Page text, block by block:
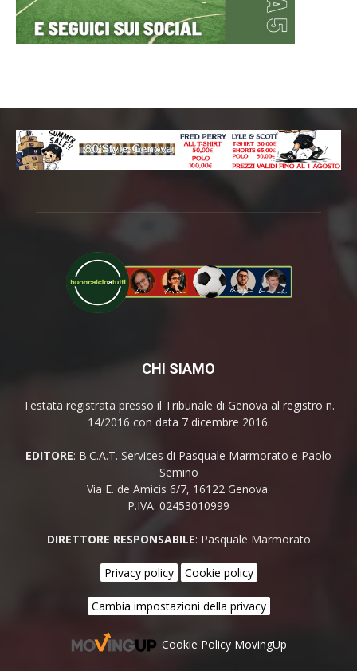
CHI SIAMO
Testata registrata presso il Tribunale di Genova al registro n.
14/2016 con data 7 dicembre 2016.
EDITORE: B.C.A.T. Services di Pasquale Marmorato e Paolo
Semino
Via E. de Amicis 6/7, 16122 Genova.
P.IVA: 02453010999
DIRETTORE RESPONSABILE: Pasquale Marmorato
Privacy policy Cookie policy
Cambia impostazioni della privacy
Cookie Policy MovingUp